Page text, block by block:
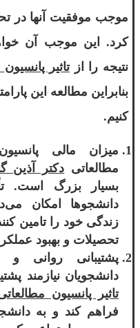
موجب موفقیت آنها در
کرد. این موجب آن
نتیجه را ازتاثیر
بنابراین مطالعه این
کنیم.
میزان مالی
مطالعاتی دکتر آذین
بسیار بزرگ است.
دانشجوها امکان
زندگی خود را تامین
تحصیلات و بهبود
پشتیبانی روانی و
دانشجویان نیازمند
تاثیر پانسیون
فراهم کند و به